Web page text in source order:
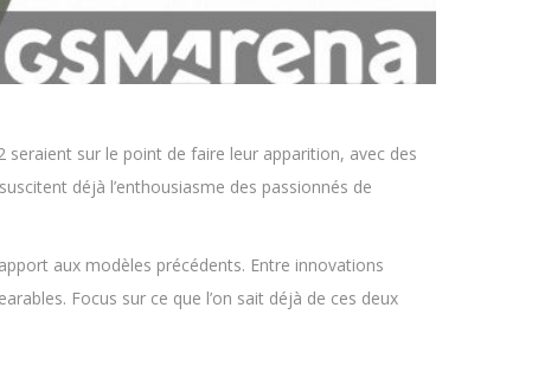
seraient sur le point de faire leur apparition, avec des
déjà l’enthousiasme des passionnés de
aux modèles précédents. Entre innovations
Focus sur ce que l’on sait déjà de ces deux